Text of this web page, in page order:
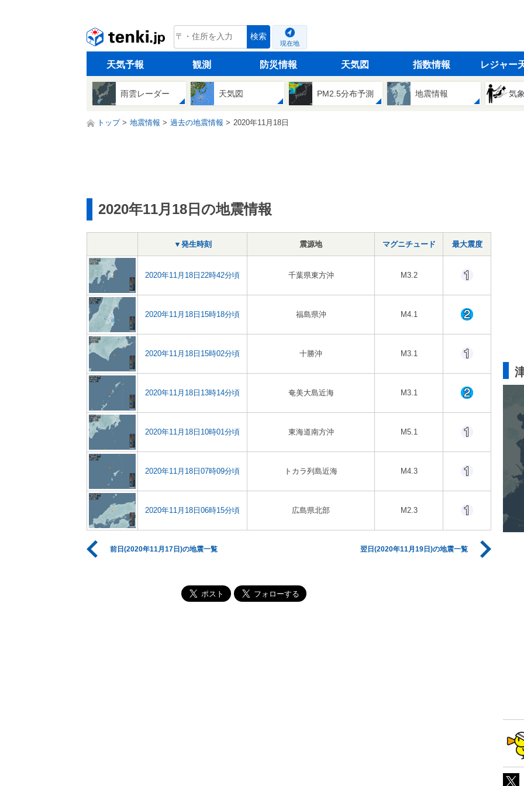
tenki.jp 検索
現在地
天気予報 観測 防災情報 天気図 指数情報 レジャー
雨雲レーダー 天気図 PM2.5分布予測 地震情報 気
トップ 地震情報 過去の地震情報 2020年11月18日
2020年11月18日の地震情報
▼発生時刻 震源地 マグニチュード 最大震度
2020年11月18日22時42分頃 千葉県東方沖 M3.2
2020年11月18日15時18分頃 福島県沖 M4.1
2020年11月18日15時02分頃 十勝沖 M3.1
2020年11月18日13時14分頃 奄美大島近海 M3.1
2020年11月18日10時01分頃 東海道南方沖 M5.1
2020年11月18日07時09分頃 トカラ列島近海 M4.3
2020年11月18日06時15分頃 広島県北部 M2.3
前日(2020年11月17日)の地震一覧 翌日(2020年11月19日)の地震一覧